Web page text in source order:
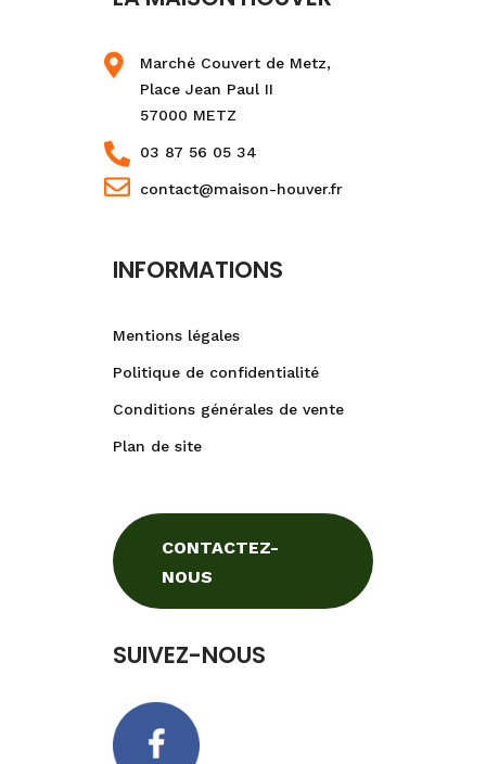
Marché Couvert de Metz,
Place Jean Paul II
57000 METZ
03 87 56 05 34
contact@maison-houver.fr
INFORMATIONS
Mentions légales
Politique de confidentialité
Conditions générales de vente
Plan de site
CONTACTEZ-
NOUS
SUIVEZ-NOUS